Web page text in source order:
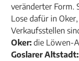
veränderter Form.
Lose dafür in
Verkaufsstellen
Oker: die Löwen-
Goslarer Altstadt: